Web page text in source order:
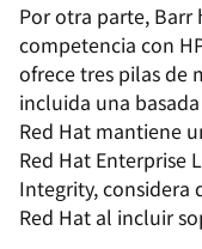
Por otra parte,
competencia con
ofrece tres pilas de
incluida una
Red Hat mantiene
Red Hat Enterprise
Integrity, considera
Red Hat al incluir